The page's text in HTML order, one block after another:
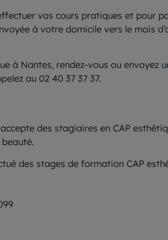
vos cours pratiques et pour
à votre domicile vers le mois
à Nantes, rendez-vous ou
au 02 40 37 37 37.
des stagiaires en CAP
des stages de formation CAP